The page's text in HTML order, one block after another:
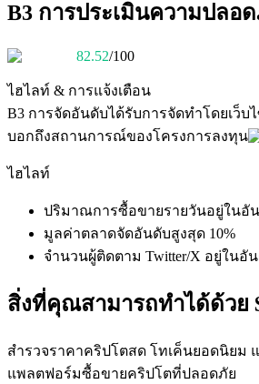
แนะนำ
คู่มือเริ่มต้นฟิวเจอร์ส
กลยุทธ์การซื้อขาย
B3 การประเมินความปลอ
82.52/100
ไฮไลท์ & การแจ้งเตือน
B3 การจัดอันดับได้รับการจัดทำโดยเว็
บอกถึงสถานการณ์ของโครงการลงทุน
ไฮไลท์
ปริมาณการซื้อขายรายวันอยู่ในอัน
มูลค่าตลาดจัดอันดับสูงสุด 10%
จำนวนผู้ติดตาม Twitter/X อยู่ในอั
สิ่งที่คุณสามารถทำได้ด้วย
สำรวจราคาคริปโตสด โทเค็นยอดนิยม
แพลตฟอร์มซื้อขายคริปโตที่ปลอดภัย